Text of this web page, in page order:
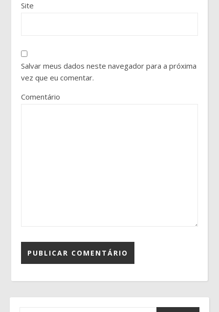
Site
Salvar meus dados neste navegador para a próxima
vez que eu comentar.
Comentário